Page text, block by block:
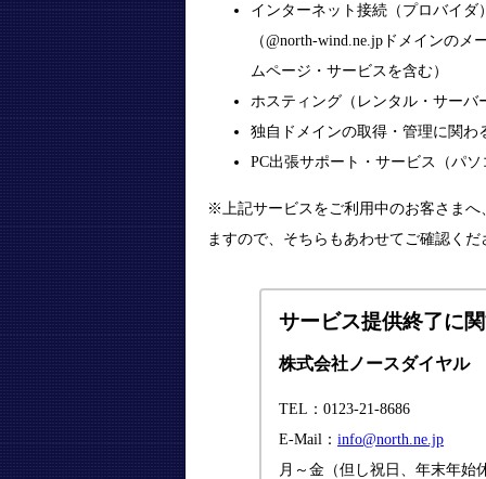
インターネット接続（プロバイダ
（@north-wind.ne.jpドメインの
ムページ・サービスを含む）
ホスティング（レンタル・サーバ
独自ドメインの取得・管理に関わ
PC出張サポート・サービス（パ
※上記サービスをご利用中のお客さま
ますので、そちらもあわせてご確認くだ
サービス提供終了に
株式会社ノースダイヤ
TEL：0123-21-8686
E-Mail： info@north.ne.jp
月～金（但し祝日、年末年始